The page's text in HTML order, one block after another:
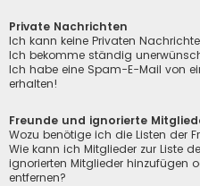
Private Nachrichten
Ich kann keine Privaten
Ich bekomme ständig
Ich habe eine Spam-E-Mail von
erhalten!
Freunde und ignorierte
Wozu benötige ich die Listen der
Wie kann ich Mitglieder zur Liste
ignorierten Mitglieder hinzufügen
entfernen?